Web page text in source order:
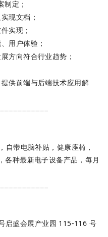
制定；
现文档；
实现；
用户体验；
方向符合行业趋势；
供前端与后端技术应用解
自带电脑补贴，健康座椅，
种最新电子设备产品，每月
启盛会展产业园 115-116 号